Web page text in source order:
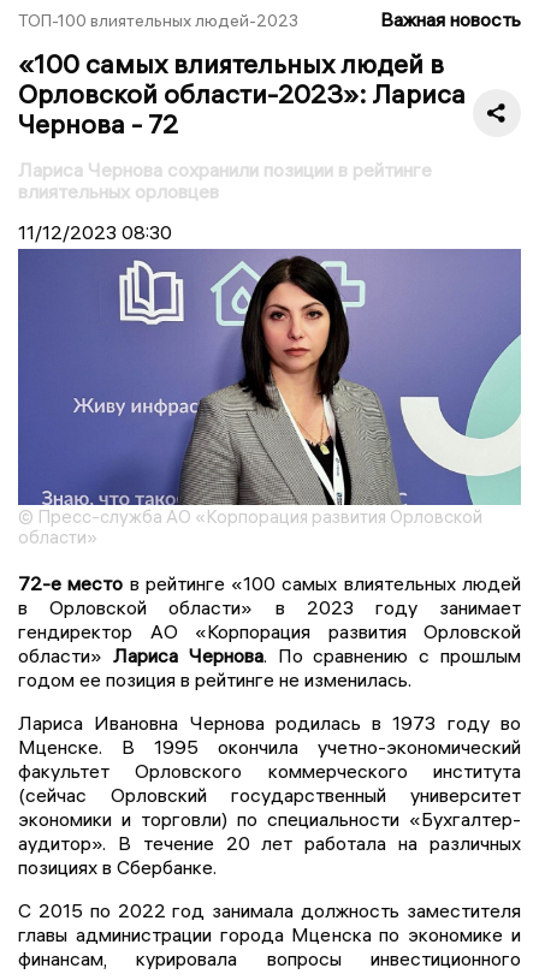
ТОП-100 влиятельных людей-2023 Важная новость
«100 самых влиятельных людей в
Орловской области-2023»: Лариса
Чернова - 72
Лариса Чернова сохранили позиции в рейтинге
влиятельных орловцев
11/12/2023 08:30
© Пресс-служба АО «Корпорация развития Орловской
области»
72-е место в рейтинге «100 самых влиятельных людей
в Орловской области» в 2023 году занимает
гендиректор АО «Корпорация развития Орловской
области» Лариса Чернова. По сравнению с прошлым
годом ее позиция в рейтинге не изменилась.
Лариса Ивановна Чернова родилась в 1973 году во
Мценске. В 1995 окончила учетно-экономический
факультет Орловского коммерческого института
(сейчас Орловский государственный университет
экономики и торговли) по специальности «Бухгалтер-
аудитор». В течение 20 лет работала на различных
позициях в Сбербанке.
С 2015 по 2022 год занимала должность заместителя
главы администрации города Мценска по экономике и
финансам, курировала вопросы инвестиционного